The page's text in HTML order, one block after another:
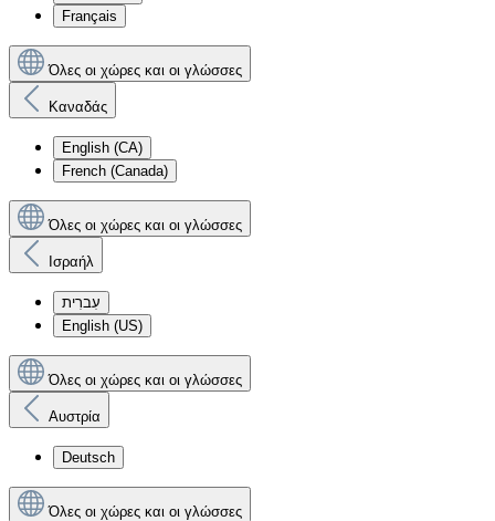
Français
Όλες οι χώρες και οι γλώσσες
Καναδάς
English (CA)
French (Canada)
Όλες οι χώρες και οι γλώσσες
Ισραήλ
עִברִית
English (US)
Όλες οι χώρες και οι γλώσσες
Αυστρία
Deutsch
Όλες οι χώρες και οι γλώσσες